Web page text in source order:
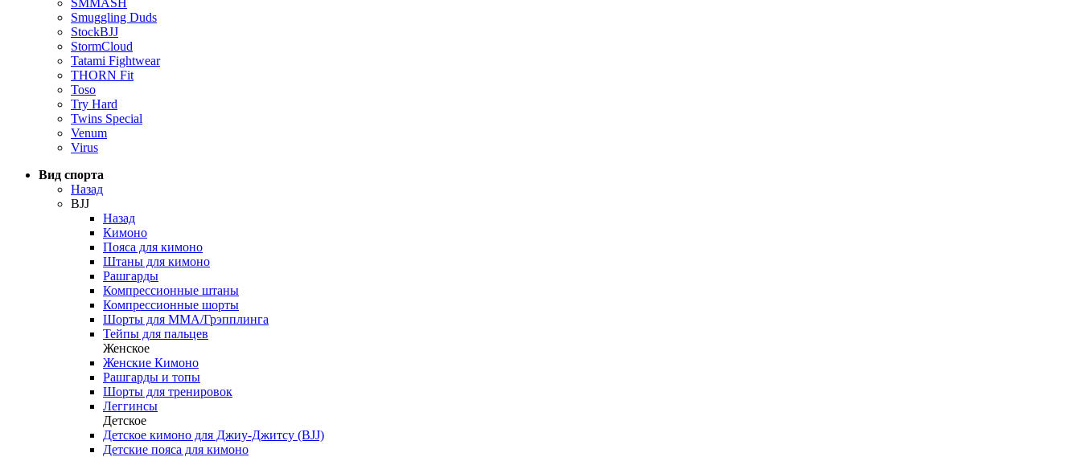
SMMASH
Smuggling Duds
StockBJJ
StormCloud
Tatami Fightwear
THORN Fit
Toso
Try Hard
Twins Special
Venum
Virus
Вид спорта
Назад
BJJ
Назад
Кимоно
Пояса для кимоно
Штаны для кимоно
Рашгарды
Компрессионные штаны
Компрессионные шорты
Шорты для ММА/Грэпплинга
Тейпы для пальцев
Женское
Женские Кимоно
Рашгарды и топы
Шорты для тренировок
Леггинсы
Детское
Детское кимоно для Джиу-Джитсу (BJJ)
Детские пояса для кимоно